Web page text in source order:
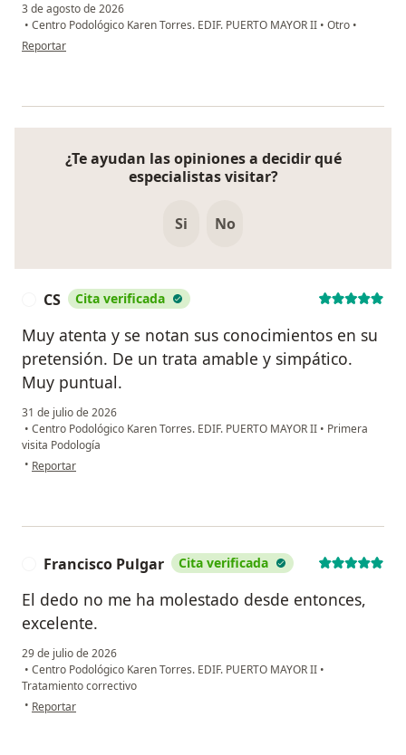
3 de agosto de 2026
• Centro Podológico Karen Torres. EDIF. PUERTO MAYOR II • Otro •
en opinión del usuario Daniela
Reportar
¿Te ayudan las opiniones a decidir qué
especialistas visitar?
Si No
CS Cita verificada
Muy atenta y se notan sus conocimientos en su
pretensión. De un trata amable y simpático.
Muy puntual.
31 de julio de 2026
• Centro Podológico Karen Torres. EDIF. PUERTO MAYOR II • Primera
visita Podología
• en opinión del usuario CS
Reportar
Francisco Pulgar Cita verificada
El dedo no me ha molestado desde entonces,
excelente.
29 de julio de 2026
• Centro Podológico Karen Torres. EDIF. PUERTO MAYOR II •
Tratamiento correctivo
• en opinión del usuario Francisco Pulgar
Reportar